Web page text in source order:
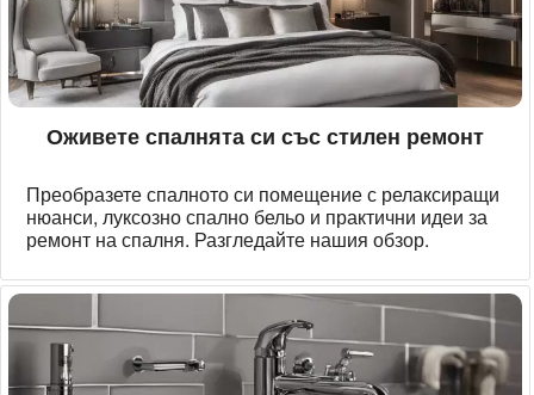
Оживете спалнята си със стилен ремонт
Преобразете спалното си помещение с релаксиращи
нюанси, луксозно спално бельо и практични идеи за
ремонт на спалня. Разгледайте нашия обзор.